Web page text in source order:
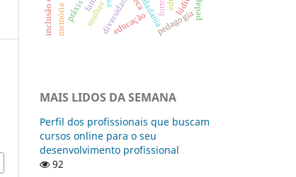
cidadaniapedagogia
diversidade
educação
mulher
memória
MAIS LIDOS DA SEMANA
Perfil dos profissionais que buscam
cursos online para o seu
desenvolvimento profissional
92